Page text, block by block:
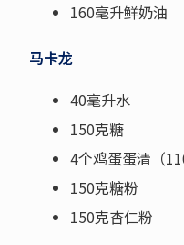
160毫升鲜奶油
马卡龙
40毫升水
150克糖
4个鸡蛋蛋清（
150克糖粉
150克杏仁粉